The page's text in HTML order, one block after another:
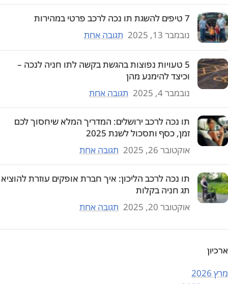
7 טיפים להשגת תו נכה לרכב פרטי במהירות
נובמבר 13, 2025
תגובה אחת
5 טעויות נפוצות בהגשת בקשה לתו חניה לנכה –
וכיצד להימנע מהן
נובמבר 4, 2025
תגובה אחת
תו נכה לרכב ירושלים: המדריך המלא שיחסוך לכם
זמן, כסף ותסכול לשנת 2025
אוקטובר 26, 2025
תגובה אחת
תו נכה לרכב הליכון: איך חברת אופקים עוזרת להוציא
תג חניה בקלות
אוקטובר 20, 2025
תגובה אחת
ארכיון
מרץ 2026